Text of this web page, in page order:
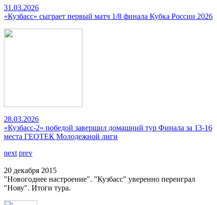
31.03.2026
«Кузбасс» сыграет первый матч 1/8 финала Кубка России 2026
28.03.2026
«Кузбасс-2» победой завершил домашний тур Финала за 13-16
места ГЕОТЕК Молодежной лиги
next prev
20 декабря 2015
"Новогоднее настроение". "Кузбасс" уверенно переиграл
"Нову". Итоги тура.